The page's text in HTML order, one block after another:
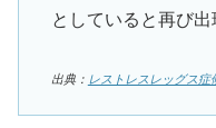
としていると再び出
出典： レストレスレッグス症